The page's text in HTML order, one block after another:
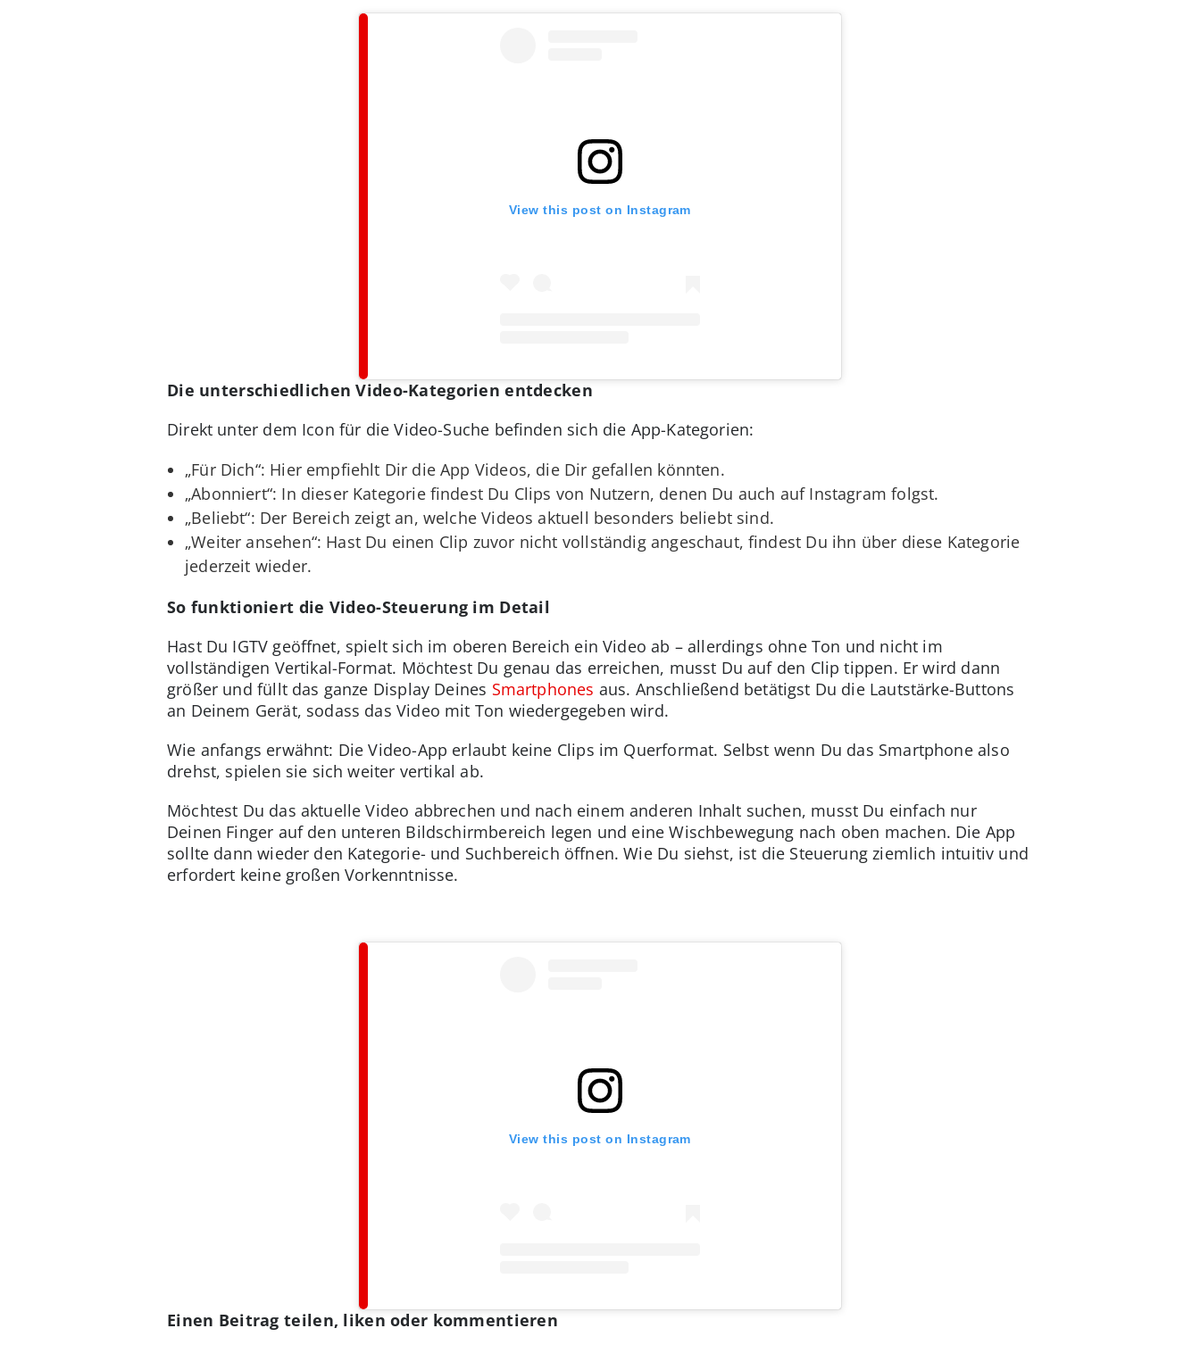
View this post on Instagram
Die unterschiedlichen Video-Kategorien entdecken
Direkt unter dem Icon für die Video-Suche befinden sich die App-Kategorien:
„Für Dich“: Hier empfiehlt Dir die App Videos, die Dir gefallen könnten.
„Abonniert“: In dieser Kategorie findest Du Clips von Nutzern, denen Du auch auf Instagram folgst.
„Beliebt“: Der Bereich zeigt an, welche Videos aktuell besonders beliebt sind.
„Weiter ansehen“: Hast Du einen Clip zuvor nicht vollständig angeschaut, findest Du ihn über diese Kategorie
jederzeit wieder.
So funktioniert die Video-Steuerung im Detail
Hast Du IGTV geöffnet, spielt sich im oberen Bereich ein Video ab – allerdings ohne Ton und nicht im
vollständigen Vertikal-Format. Möchtest Du genau das erreichen, musst Du auf den Clip tippen. Er wird dann
größer und füllt das ganze Display Deines Smartphones aus. Anschließend betätigst Du die Lautstärke-Buttons
an Deinem Gerät, sodass das Video mit Ton wiedergegeben wird.
Wie anfangs erwähnt: Die Video-App erlaubt keine Clips im Querformat. Selbst wenn Du das Smartphone also
drehst, spielen sie sich weiter vertikal ab.
Möchtest Du das aktuelle Video abbrechen und nach einem anderen Inhalt suchen, musst Du einfach nur
Deinen Finger auf den unteren Bildschirmbereich legen und eine Wischbewegung nach oben machen. Die App
sollte dann wieder den Kategorie- und Suchbereich öffnen. Wie Du siehst, ist die Steuerung ziemlich intuitiv und
erfordert keine großen Vorkenntnisse.
View this post on Instagram
Einen Beitrag teilen, liken oder kommentieren